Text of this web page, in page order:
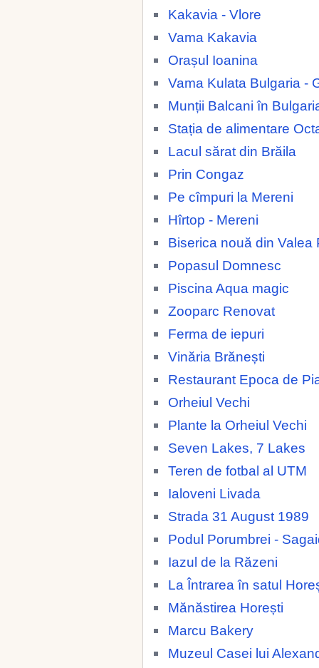
Kakavia - Vlore
Vama Kakavia
Orașul Ioanina
Vama Kulata Bulgaria -
Munții Balcani în
Stația de alimentare
Lacul sărat din Brăila
Prin Congaz
Pe cîmpuri la Mereni
Hîrtop - Mereni
Biserica nouă din Valea
Popasul Domnesc
Piscina Aqua magic
Zooparc Renovat
Ferma de iepuri
Vinăria Brănești
Restaurant Epoca de
Orheiul Vechi
Plante la Orheiul Vechi
Seven Lakes, 7 Lakes
Teren de fotbal al UTM
Ialoveni Livada
Strada 31 August 1989
Podul Porumbrei -
Iazul de la Răzeni
La Întrarea în satul
Mănăstirea Horești
Marcu Bakery
Muzeul Casei lui